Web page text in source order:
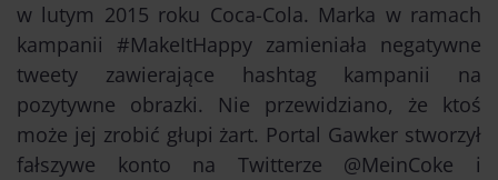
w lutym 2015 roku Coca-Cola. Marka w ramach
kampanii #MakeItHappy zamieniała negatywne
tweety zawierające hashtag kampanii na
pozytywne obrazki. Nie przewidziano, że ktoś
może jej zrobić głupi żart. Portal Gawker stworzył
fałszywe konto na Twitterze @MeinCoke i